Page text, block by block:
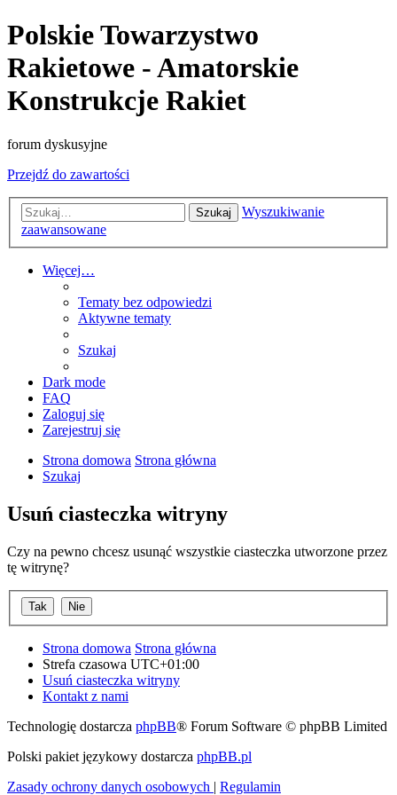
Polskie Towarzystwo
Rakietowe - Amatorskie
Konstrukcje Rakiet
forum dyskusyjne
Przejdź do zawartości
Szukaj
Wyszukiwanie
zaawansowane
Więcej…
Tematy bez odpowiedzi
Aktywne tematy
Szukaj
Dark mode
FAQ
Zaloguj się
Zarejestruj się
Strona domowa Strona główna
Szukaj
Usuń ciasteczka witryny
Czy na pewno chcesz usunąć wszystkie ciasteczka utworzone przez
tę witrynę?
Strona domowa Strona główna
Strefa czasowa UTC+01:00
Usuń ciasteczka witryny
Kontakt z nami
Technologię dostarcza phpBB® Forum Software © phpBB Limited
Polski pakiet językowy dostarcza phpBB.pl
Zasady ochrony danych osobowych | Regulamin